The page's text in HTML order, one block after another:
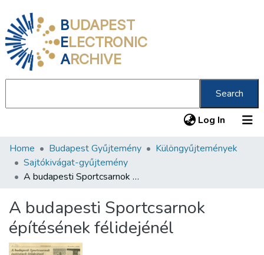
BUDAPEST
ELECTRONIC
ARCHIVE
Search
Log In (current)
Communities & Collections
All of DSpace
About us
Home Budapest Gyűjtemény
Különgyűjtemények
Sajtókivágat-gyűjtemény
A budapesti Sportcsarnok építésének félidejénél
A budapesti Sportcsarnok
építésének félidejénél